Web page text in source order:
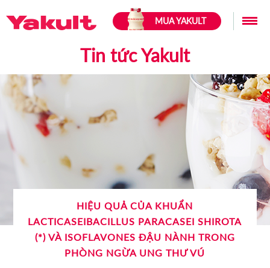
MUA YAKULT
Tin tức Yakult
HIỆU QUẢ CỦA KHUẨN
LACTICASEIBACILLUS PARACASEI SHIROTA
(*) VÀ ISOFLAVONES ĐẬU NÀNH TRONG
PHÒNG NGỪA UNG THƯ VÚ